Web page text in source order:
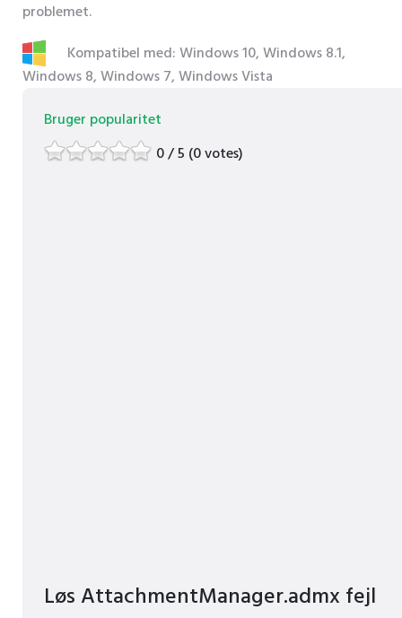
problemet.
Kompatibel med: Windows 10, Windows 8.1,
Windows 8, Windows 7, Windows Vista
Bruger popularitet
0 / 5 (0 votes)
Løs AttachmentManager.admx fejl